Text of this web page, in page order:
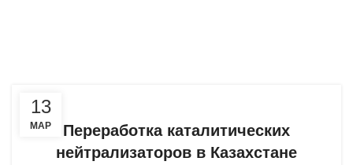
13
МАР
Переработка каталитических
нейтрализаторов в Казахстане